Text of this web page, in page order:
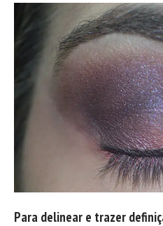
Para delinear e trazer